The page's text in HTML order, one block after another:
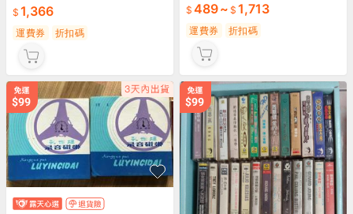
1,366
運費券 折扣碼
489~ 1,713
運費券 折扣碼